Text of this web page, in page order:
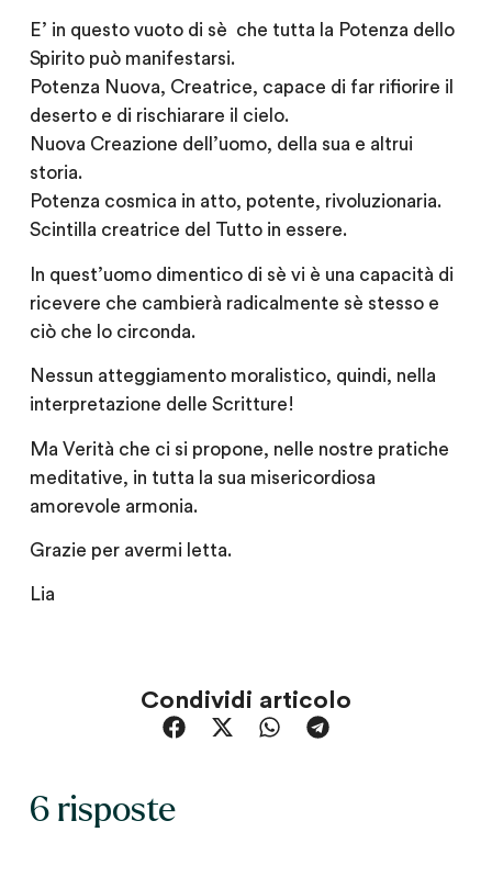
E’ in questo vuoto di sè che tutta la Potenza dello
Spirito può manifestarsi.
Potenza Nuova, Creatrice, capace di far rifiorire il
deserto e di rischiarare il cielo.
Nuova Creazione dell’uomo, della sua e altrui
storia.
Potenza cosmica in atto, potente, rivoluzionaria.
Scintilla creatrice del Tutto in essere.
In quest’uomo dimentico di sè vi è una capacità di
ricevere che cambierà radicalmente sè stesso e
ciò che lo circonda.
Nessun atteggiamento moralistico, quindi, nella
interpretazione delle Scritture!
Ma Verità che ci si propone, nelle nostre pratiche
meditative, in tutta la sua misericordiosa
amorevole armonia.
Grazie per avermi letta.
Lia
Condividi articolo
6 risposte